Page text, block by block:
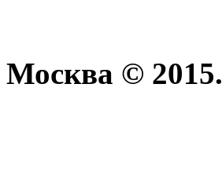
Москва © 2015.